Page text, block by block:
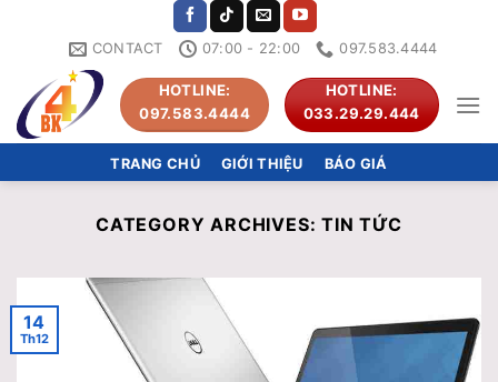
CONTACT 07:00 - 22:00 097.583.4444
HOTLINE:
097.583.4444
HOTLINE:
033.29.29.444
TRANG CHỦ GIỚI THIỆU BÁO GIÁ
CATEGORY ARCHIVES:TIN TỨC
14
Th12